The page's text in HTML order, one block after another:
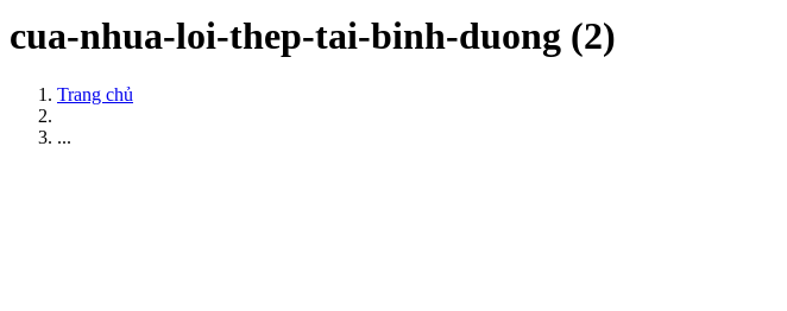
cua-nhua-loi-thep-tai-binh-duong (2)
Trang chủ
...